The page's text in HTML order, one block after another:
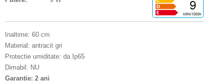
Inaltime: 60 cm
Material: antracit gri
Protectie umiditate: da Ip65
Dimabil: NU
Garantie: 2 ani